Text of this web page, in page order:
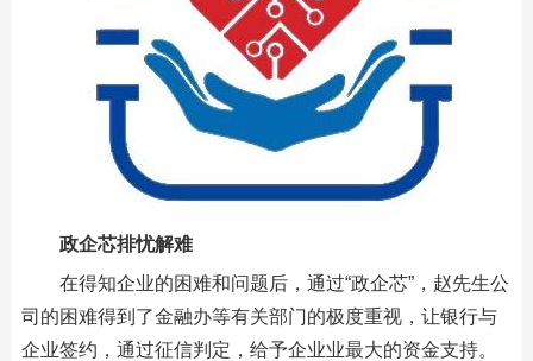
政企芯排忧解难
在得知企业的困难和问题后，通过“政企芯”，赵先生公
司的困难得到了金融办等有关部门的极度重视，让银行与
企业签约，通过征信判定，给予企业业最大的资金支持。